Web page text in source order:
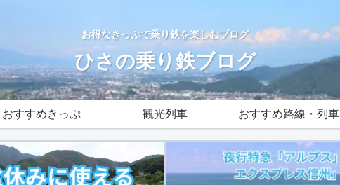
お得なきっぷで乗り鉄を楽しむブログ
ひさの乗り鉄ブログ
おすすめきっぷ 観光列車 おすすめ路線・列車